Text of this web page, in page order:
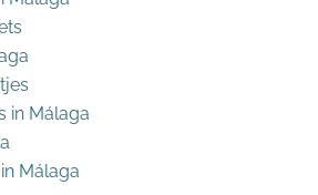
in Málaga
Málaga